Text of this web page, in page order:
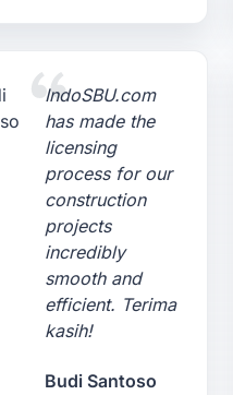
IndoSBU.com
has made the
licensing
process for our
construction
projects
incredibly
smooth and
efficient. Terima
kasih!
Budi Santoso